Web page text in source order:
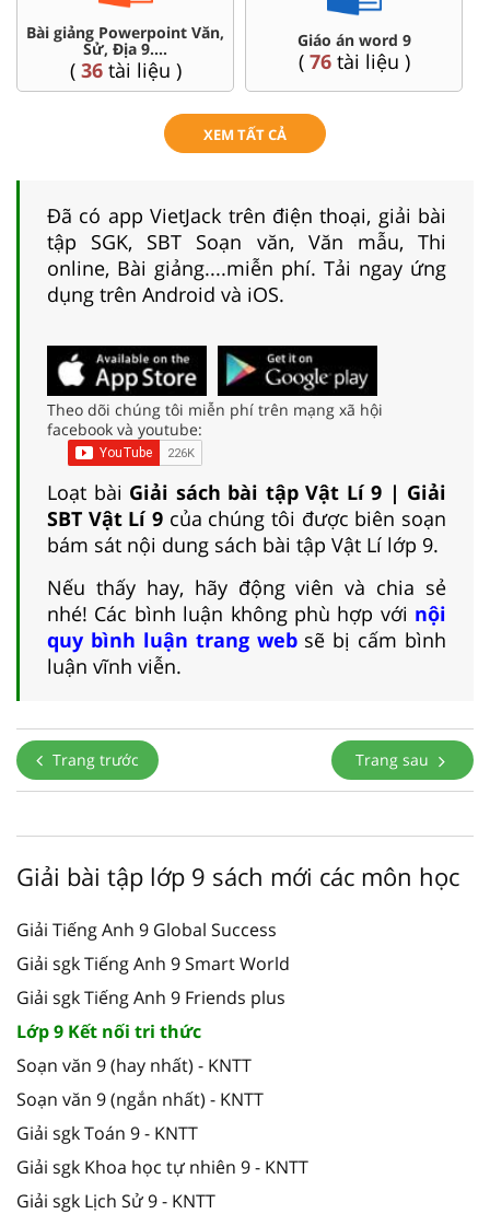
Bài giảng Powerpoint Văn,
Sử, Địa 9....
( 36tài liệu )
Giáo án word 9
( 76tài liệu )
XEM TẤT CẢ
Đã có app VietJack trên điện thoại, giải bài
tập SGK, SBT Soạn văn, Văn mẫu, Thi
online, Bài giảng....miễn phí. Tải ngay ứng
dụng trên Android và iOS.
Theo dõi chúng tôi miễn phí trên mạng xã hội
facebook và youtube:
Loạt bài Giải sách bài tập Vật Lí 9 | Giải
SBT Vật Lí 9 của chúng tôi được biên soạn
bám sát nội dung sách bài tập Vật Lí lớp 9.
Nếu thấy hay, hãy động viên và chia sẻ
nhé! Các bình luận không phù hợp với nội
quy bình luận trang websẽ bị cấm bình
luận vĩnh viễn.
Trang trước Trang sau
Giải bài tập lớp 9 sách mới các môn học
Giải Tiếng Anh 9 Global Success
Giải sgk Tiếng Anh 9 Smart World
Giải sgk Tiếng Anh 9 Friends plus
Lớp 9 Kết nối tri thức
Soạn văn 9 (hay nhất) - KNTT
Soạn văn 9 (ngắn nhất) - KNTT
Giải sgk Toán 9 - KNTT
Giải sgk Khoa học tự nhiên 9 - KNTT
Giải sgk Lịch Sử 9 - KNTT